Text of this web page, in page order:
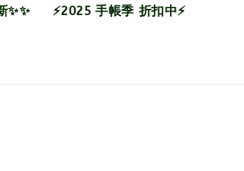
✨✨ ⚡2025 手帳季 折扣中⚡